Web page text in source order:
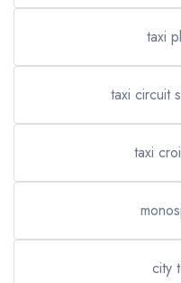
taxi
taxi circuit
taxi
city